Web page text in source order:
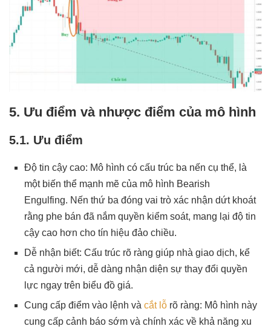
5. Ưu điểm và nhược điểm của mô hình
5.1. Ưu điểm
Độ tin cậy cao: Mô hình có cấu trúc ba nến cụ thể, là
một biến thể mạnh mẽ của mô hình Bearish
Engulfing. Nến thứ ba đóng vai trò xác nhận dứt khoát
rằng phe bán đã nắm quyền kiểm soát, mang lại độ tin
cậy cao hơn cho tín hiệu đảo chiều.
Dễ nhận biết: Cấu trúc rõ ràng giúp nhà giao dịch, kể
cả người mới, dễ dàng nhận diện sự thay đổi quyền
lực ngay trên biểu đồ giá.
Cung cấp điểm vào lệnh và cắt lỗ rõ ràng: Mô hình này
cung cấp cảnh báo sớm và chính xác về khả năng xu